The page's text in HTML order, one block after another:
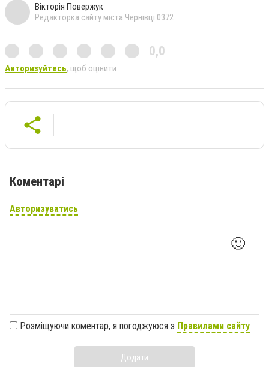
Вікторія Повержук
Редакторка сайту міста Чернівці 0372
0,0
Авторизуйтесь, щоб оцінити
Коментарі
Авторизуватись
🙂
Розміщуючи коментар, я погоджуюся з Правилами сайту
Додати